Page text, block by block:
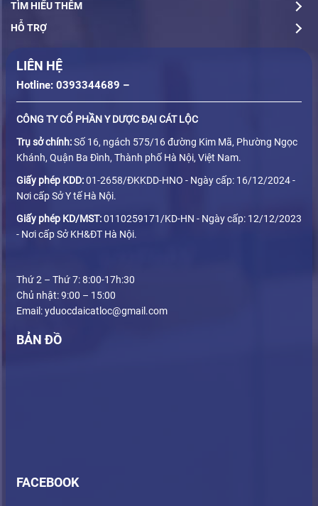
TÌM HIỂU THÊM
HỖ TRỢ
LIÊN HỆ
Hotline: 0393344689 –
CÔNG TY CỔ PHẦN Y DƯỢC ĐẠI CÁT LỘC
Trụ sở chính:Số 16, ngách 575/16 đường Kim Mã, Phường Ngọc
Khánh, Quận Ba Đình, Thành phố Hà Nội, Việt Nam.
Giấy phép KDD:01-2658/ĐKKDD-HNO - Ngày cấp: 16/12/2024 -
Nơi cấp Sở Y tế Hà Nội.
Giấy phép KD/MST:0110259171/KD-HN - Ngày cấp: 12/12/2023
- Nơi cấp Sở KH&ĐT Hà Nội.
Thứ 2 – Thứ 7: 8:00-17h:30
Chủ nhật: 9:00 – 15:00
Email: yduocdaicatloc@gmail.com
BẢN ĐỒ
FACEBOOK